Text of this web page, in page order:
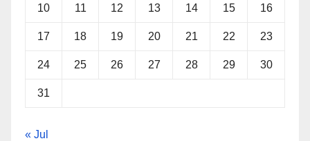
10 11 12 13 14 15 16
17 18 19 20 21 22 23
24 25 26 27 28 29 30
31
« Jul